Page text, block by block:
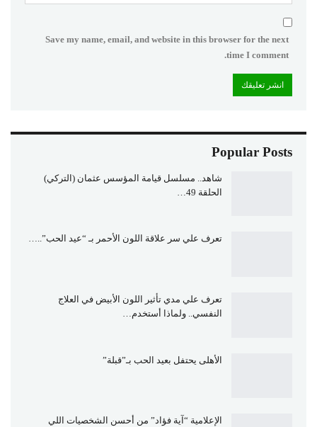
Save my name, email, and website in this browser for the next
time I comment.
Popular Posts
شاهد.. مسلسل قيامة المؤسس عثمان (التركي)
الحلقة 49…
تعرف علي سر علاقة اللون الأحمر بـ “عيد الحب”..…
تعرف علي مدي تأثير اللون الأبيض في العلاج
النفسي.. ولماذا أستخدم…
الأهلى يحتفل بعيد الحب بـ”قبلة”
الإعلامية “آية فؤاد” من أحسن الشخصيات اللي